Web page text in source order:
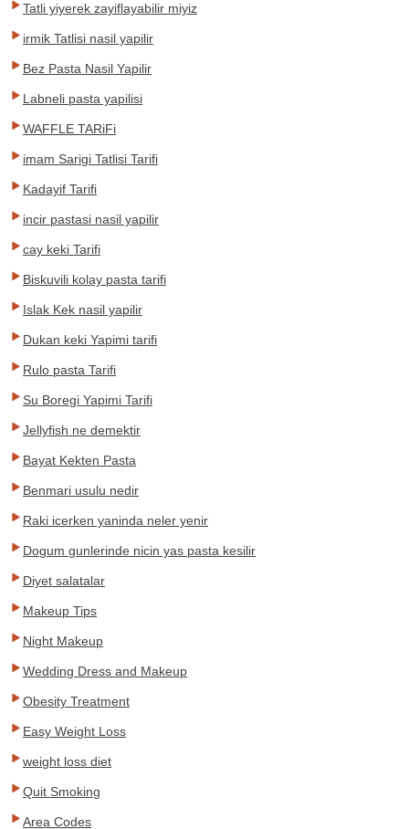
Tatli yiyerek zayiflayabilir miyiz
irmik Tatlisi nasil yapilir
Bez Pasta Nasil Yapilir
Labneli pasta yapilisi
WAFFLE TARiFi
imam Sarigi Tatlisi Tarifi
Kadayif Tarifi
incir pastasi nasil yapilir
cay keki Tarifi
Biskuvili kolay pasta tarifi
Islak Kek nasil yapilir
Dukan keki Yapimi tarifi
Rulo pasta Tarifi
Su Boregi Yapimi Tarifi
Jellyfish ne demektir
Bayat Kekten Pasta
Benmari usulu nedir
Raki icerken yaninda neler yenir
Dogum gunlerinde nicin yas pasta kesilir
Diyet salatalar
Makeup Tips
Night Makeup
Wedding Dress and Makeup
Obesity Treatment
Easy Weight Loss
weight loss diet
Quit Smoking
Area Codes